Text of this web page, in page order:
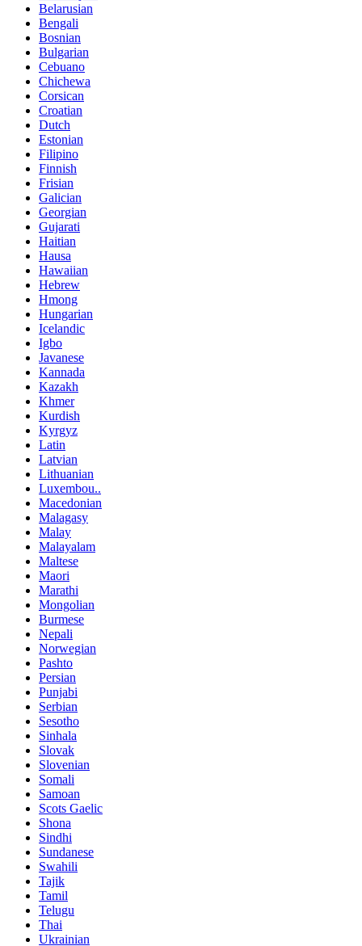
Belarusian
Bengali
Bosnian
Bulgarian
Cebuano
Chichewa
Corsican
Croatian
Dutch
Estonian
Filipino
Finnish
Frisian
Galician
Georgian
Gujarati
Haitian
Hausa
Hawaiian
Hebrew
Hmong
Hungarian
Icelandic
Igbo
Javanese
Kannada
Kazakh
Khmer
Kurdish
Kyrgyz
Latin
Latvian
Lithuanian
Luxembou..
Macedonian
Malagasy
Malay
Malayalam
Maltese
Maori
Marathi
Mongolian
Burmese
Nepali
Norwegian
Pashto
Persian
Punjabi
Serbian
Sesotho
Sinhala
Slovak
Slovenian
Somali
Samoan
Scots Gaelic
Shona
Sindhi
Sundanese
Swahili
Tajik
Tamil
Telugu
Thai
Ukrainian